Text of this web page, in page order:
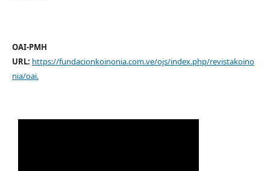
OAI-PMH
URL: https://fundacionkoinonia.com.ve/ojs/index.php/revistakoino
nia/oai.